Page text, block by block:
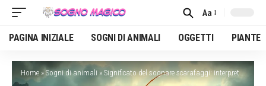
Font
Resizer
Aa
PAGINA INIZIALE SOGNI DI ANIMALI OGGETTI PIANTE
Home » Sogni di animali » Significato del sognare scarafaggi: interpretazione